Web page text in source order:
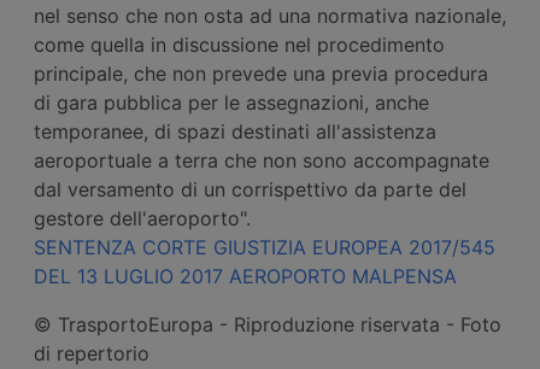
nel senso che non osta ad una normativa nazionale,
come quella in discussione nel procedimento
principale, che non prevede una previa procedura
di gara pubblica per le assegnazioni, anche
temporanee, di spazi destinati all'assistenza
aeroportuale a terra che non sono accompagnate
dal versamento di un corrispettivo da parte del
gestore dell'aeroporto".
SENTENZA CORTE GIUSTIZIA EUROPEA 2017/545
DEL 13 LUGLIO 2017 AEROPORTO MALPENSA
© TrasportoEuropa - Riproduzione riservata - Foto
di repertorio